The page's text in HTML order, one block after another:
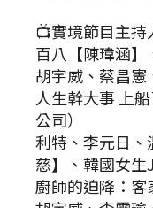
📺實境節目主持
百八【陳瑋涵】
胡宇威、蔡昌
人生幹大事 上
公司）
利特、李元日
慈】、韓國女
廚師的迫降：客